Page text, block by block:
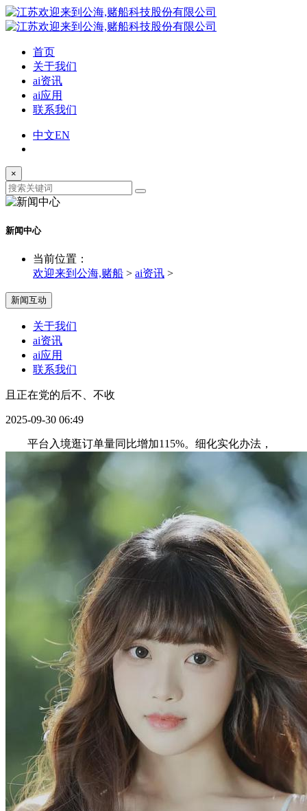
首页
关于我们
ai资讯
ai应用
联系我们
中文EN
×
新闻中心
当前位置：
欢迎来到公海,赌船 > ai资讯 >
新闻互动
关于我们
ai资讯
ai应用
联系我们
且正在党的后不、不收
2025-09-30 06:49
平台入境逛订单量同比增加115%。细化实化办法，